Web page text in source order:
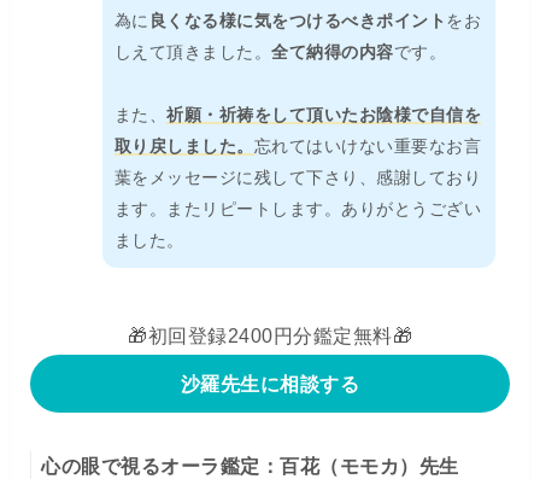
為に 良くなる様に気をつけるべきポイント をお
しえて頂きました。全て納得の内容です。
また、祈願・祈祷をして頂いたお陰様で自信を
取り戻しました。 忘れてはいけない重要なお言
葉をメッセージに残して下さり、感謝しており
ます。またリピートします。ありがとうござい
ました。
🎁初回登録2400円分鑑定無料🎁
沙羅先生に相談する
心の眼で視るオーラ鑑定：百花（モモカ）先生